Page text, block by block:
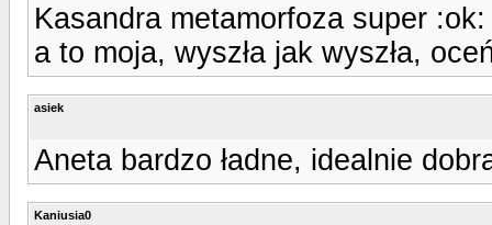
Kasandra metamorfoza super :ok:
a to moja, wyszła jak wyszła,
asiek
Aneta bardzo ładne, idealnie
Kaniusia0